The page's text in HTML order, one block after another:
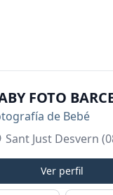
FOTO
de Bebé
Sant Just Desvern
Ver perfil